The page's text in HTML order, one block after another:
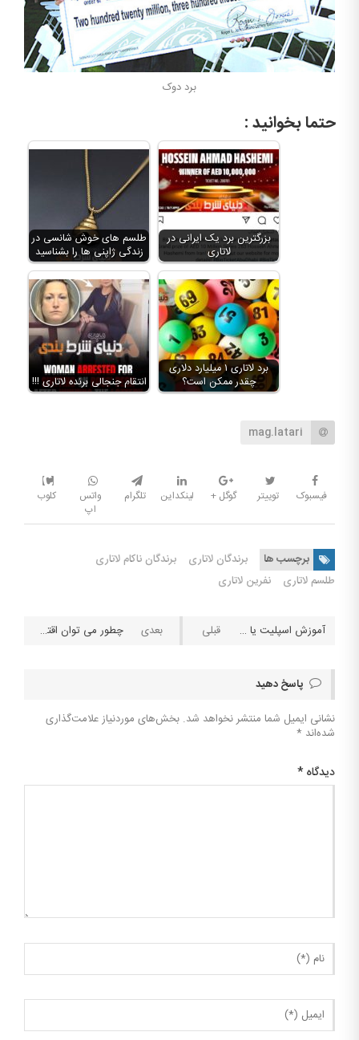
برد دوک
حتما بخوانید :
طلسم های خوش شانسی در
زندگی ژاپنی ها را بشناسید
بزرگترین برد یک ایرانی در
لاتاری
انتقام جنجالی برنده لاتاری !!!
برد لاتاری ۱ میلیارد دلاری
چقدر ممکن است؟‌
mag.latari
فیسبوک توییتر گوگل + لینکداین تلگرام
واتس
اپ
کلوب
برچسب ها برندگان لاتاری
برندگان ناکام لاتاری
طلسم لاتاری
نفرین لاتاری
آموزش اسپلیت یا جدا کردن در بلک جک چطور می توان اقتصاد رفتاری را در شرط بندی ورزشی پیاده کرد؟
پاسخ دهید
نشانی ایمیل شما منتشر نخواهد شد. بخش‌های موردنیاز علامت‌گذاری
شده‌اند *
دیدگاه *